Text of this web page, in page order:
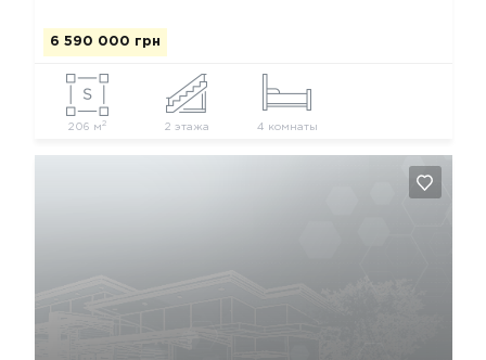
6 590 000 грн
206 м 2 2 этажа 4 комнаты